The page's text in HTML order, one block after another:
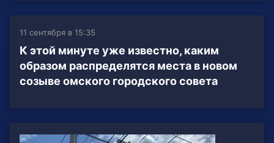
11 сентября в 15:35
К этой минуте уже известно, каким
образом распределятся места в новом
созыве омского городского совета